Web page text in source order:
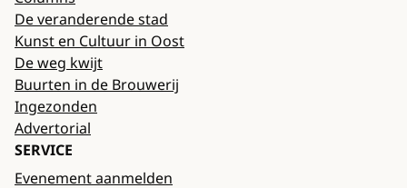
De veranderende stad
Kunst en Cultuur in Oost
De weg kwijt
Buurten in de Brouwerij
Ingezonden
Advertorial
SERVICE
Evenement aanmelden